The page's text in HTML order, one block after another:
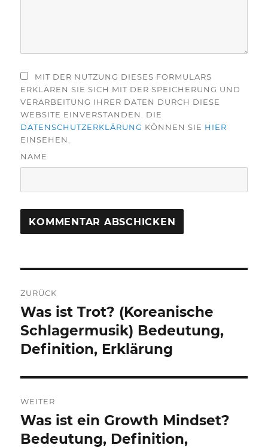
MIT DER NUTZUNG DIESES FORMULARS
ERKLÄREN SIE SICH MIT DER SPEICHERUNG UND
VERARBEITUNG IHRER DATEN DURCH DIESE
WEBSITE EINVERSTANDEN. DIE
DATENSCHUTZERKLÄRUNG KÖNNEN SIE HIER
EINSEHEN.
NAME
ZURÜCK
Vorheriger
Beitrag:
Was ist Trot? (Koreanische
Schlagermusik) Bedeutung,
Definition, Erklärung
WEITER
Nächster
Beitrag:
Was ist ein Growth Mindset?
Bedeutung, Definition,